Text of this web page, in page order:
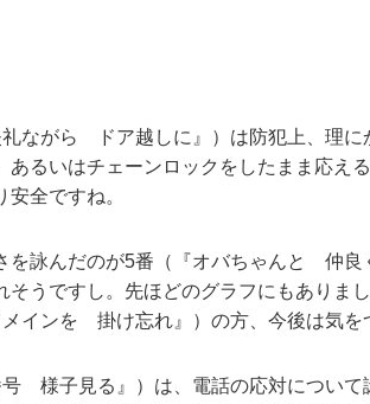
ながら ドア越しに』）は防犯上、理に
あるいはチェーンロックをしたまま応
全ですね。
を詠んだのが5番（『オバちゃんと 仲
そうですし。先ほどのグラフにもありま
インを 掛け忘れ』）の方、今後は気を
様子見る』）は、電話の応対について